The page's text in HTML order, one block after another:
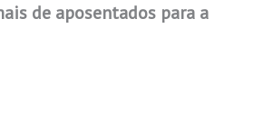
de aposentados para a